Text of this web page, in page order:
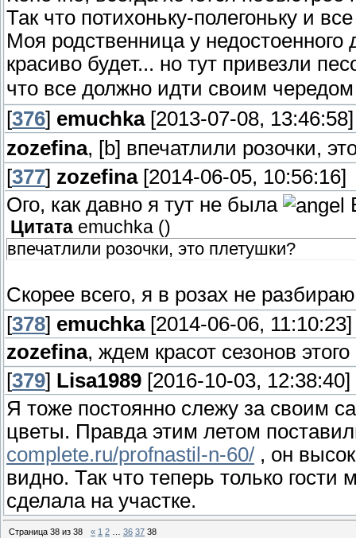
Так что потихоньку-полегоньку и
Моя родственница у
красиво будет... но тут привезли
что все должно идти своим
[376] emuchka[2013-07-08, 13:46:58]
zozefina, [b] впечатлили розочки,
[377] zozefina[2014-06-05, 10:56:16]
Ого, как давно я тут не была
Цитата emuchka ()
впечатлили розочки, это плетушки?
Скорее всего, я в розах не
[378] emuchka[2014-06-06, 11:10:23]
zozefina, ждем красот сезонов этого
[379] Lisa1989 [2016-10-03, 12:38:40]
Я тоже постоянно слежу за своим
цветы. Правда этим летом
complete.ru/profnastil-n-60/ , он
видно. Так что теперь только гости
сделала на участке.
Страница 38 из 38 « 1 2 36 37 38